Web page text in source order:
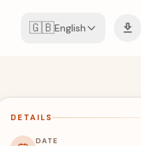
🇬🇧English
DETAILS
DATE